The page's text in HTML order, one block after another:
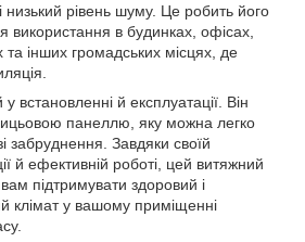
низький рівень шуму. Це робить його
використання в будинках, офісах,
інших громадських місцях, де
встановленні й експлуатації. Він
панеллю, яку можна легко
забруднення. Завдяки своїй
й ефективній роботі, цей витяжний
підтримувати здоровий і
клімат у вашому приміщенні